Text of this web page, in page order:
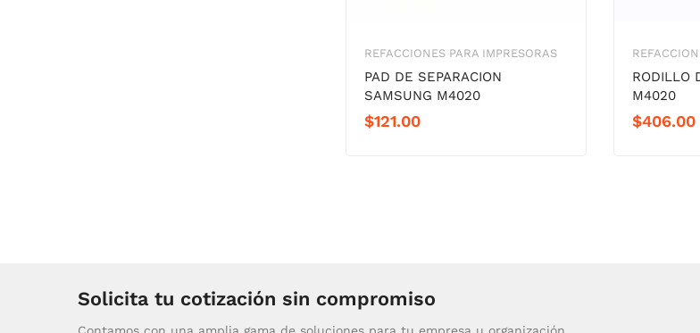
REFACCIONES PARA IMPRESORAS
PAD DE SEPARACION
SAMSUNG M4020
$121.00
RODILLO
M4020
$406.00
Solicita tu cotización sin compromiso